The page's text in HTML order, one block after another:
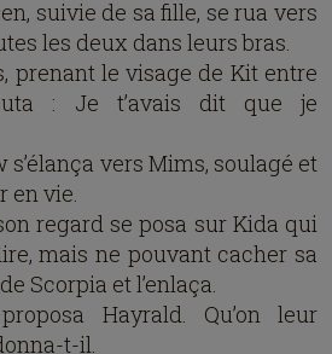
suivie de sa fille, se rua vers
les deux dans leurs bras.
prenant le visage de Kit entre
: Je t’avais dit que je
s’élança vers Mims, soulagé et
en vie.
regard se posa sur Kida qui
mais ne pouvant cacher sa
Scorpia et l’enlaça.
Hayrald. Qu’on leur
t-il.